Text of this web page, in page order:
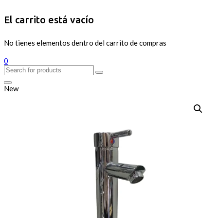
El carrito está vacío
No tienes elementos dentro del carrito de compras
0
New